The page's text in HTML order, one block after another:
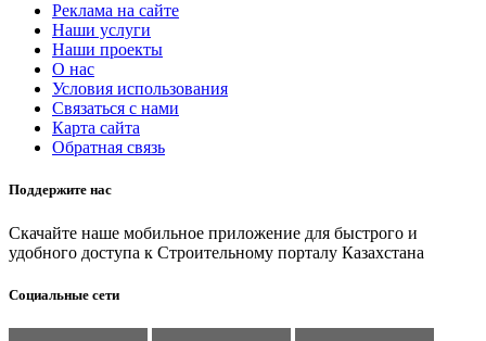
Реклама на сайте
Наши услуги
Наши проекты
О нас
Условия использования
Связаться с нами
Карта сайта
Обратная связь
Поддержите нас
Скачайте наше мобильное приложение для быстрого и
удобного доступа к Строительному порталу Казахстана
Социальные сети